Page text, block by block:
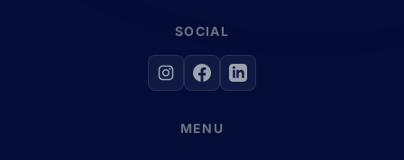
SOCIAL
MENU